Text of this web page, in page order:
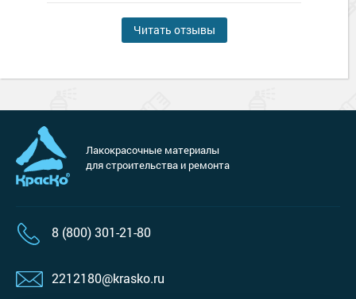
Читать отзывы
Лакокрасочные материалы
для строительства и ремонта
8 (800) 301-21-80
2212180@krasko.ru